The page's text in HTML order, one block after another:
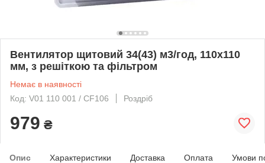
Вентилятор щитовий 34(43) м3/год, 110х110
мм, з решіткою та фільтром
Немає в наявності
Код: V01 110 001 / CF106
Роздріб
979 ₴
Опис Характеристики Доставка Оплата Умови